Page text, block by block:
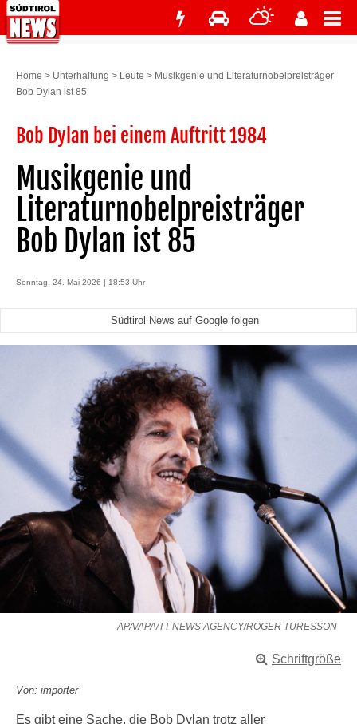
Home > Unterhaltung > Leute > Musikgenie und Literaturnobelpreisträger
Bob Dylan ist 85
Bob Dylan bei einem Auftritt 1984
Musikgenie und
Literaturnobelpreisträger
Bob Dylan ist 85
Sonntag, 24. Mai 2026 | 18:53 Uhr
Südtirol News auf Google folgen
APA/APA/TT NEWS AGENCY/ROGER TURESSON
Schriftgröße
Von: importer
Es gibt eine Sache, die Bob Dylan trotz aller